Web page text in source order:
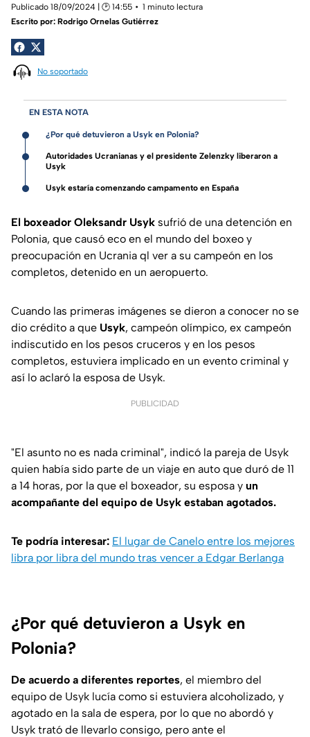
Publicado 18/09/2024 | 🕑 14:55
1 minuto lectura
Escrito por: Rodrigo Ornelas Gutiérrez
No soportado
EN ESTA NOTA
¿Por qué detuvieron a Usyk en Polonia?
Autoridades Ucranianas y el presidente Zelenzky liberaron a
Usyk
Usyk estaría comenzando campamento en España
El boxeador Oleksandr Usyk sufrió de una detención en
Polonia, que causó eco en el mundo del boxeo y
preocupación en Ucrania ql ver a su campeón en los
completos, detenido en un aeropuerto.
Cuando las primeras imágenes se dieron a conocer no se
dio crédito a que Usyk, campeón olímpico, ex campeón
indiscutido en los pesos cruceros y en los pesos
completos, estuviera implicado en un evento criminal y
así lo aclaró la esposa de Usyk.
PUBLICIDAD
"El asunto no es nada criminal", indicó la pareja de Usyk
quien había sido parte de un viaje en auto que duró de 11
a 14 horas, por la que el boxeador, su esposa y un
acompañante del equipo de Usyk estaban agotados.
Te podría interesar: El lugar de Canelo entre los mejores
libra por libra del mundo tras vencer a Edgar Berlanga
¿Por qué detuvieron a Usyk en
Polonia?
De acuerdo a diferentes reportes, el miembro del
equipo de Usyk lucía como si estuviera alcoholizado, y
agotado en la sala de espera, por lo que no abordó y
Usyk trató de llevarlo consigo, pero ante el